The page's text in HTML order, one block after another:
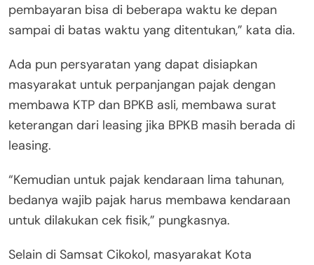
pembayaran bisa di beberapa waktu ke depan
sampai di batas waktu yang ditentukan,” kata dia.
Ada pun persyaratan yang dapat disiapkan
masyarakat untuk perpanjangan pajak dengan
membawa KTP dan BPKB asli, membawa surat
keterangan dari leasing jika BPKB masih berada di
leasing.
“Kemudian untuk pajak kendaraan lima tahunan,
bedanya wajib pajak harus membawa kendaraan
untuk dilakukan cek fisik,” pungkasnya.
Selain di Samsat Cikokol, masyarakat Kota